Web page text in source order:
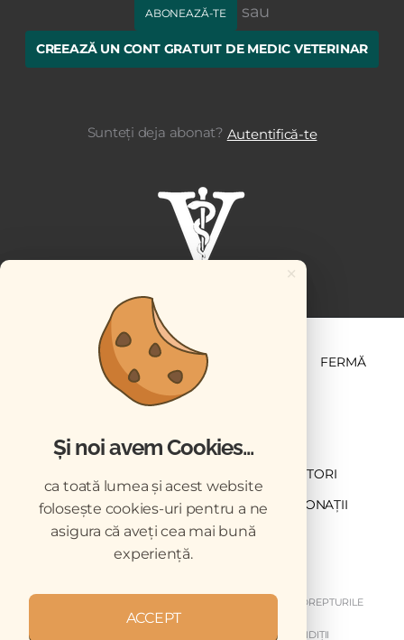
ABONEAZĂ-TE sau
CREEAZĂ UN CONT GRATUIT DE MEDIC VETERINAR
Sunteți deja abonat? Autentifică-te
ȘTIINȚĂ ȘI PRACTICĂ BUSINESS FERMĂ
CONTRIBUTORI
DESCĂRCĂRI ACREDITARE CMVRO DONAȚII
CHESTIONAR
COPYRIGHT © 2026 REVISTELE VETERINARUL. TOATE DREPTURILE
REZERVATE.
DESPRE NOI
TERMENI ȘI CONDIȚII
×
Și noi avem Cookies...
ca toată lumea și acest website
folosește cookies-uri pentru a ne
asigura că aveți cea mai bună
experiență.
ACCEPT